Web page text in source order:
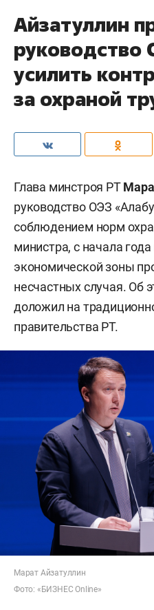
Айзатуллин
руководство
усилить
за охраной
Глава минстроя РТ
руководство ОЭЗ
соблюдением норм
министра, с начала
экономической зоны
несчастных случая. Об
доложил на
правительства РТ.
Марат Айзатуллин
Фото: «БИЗНЕС Online»